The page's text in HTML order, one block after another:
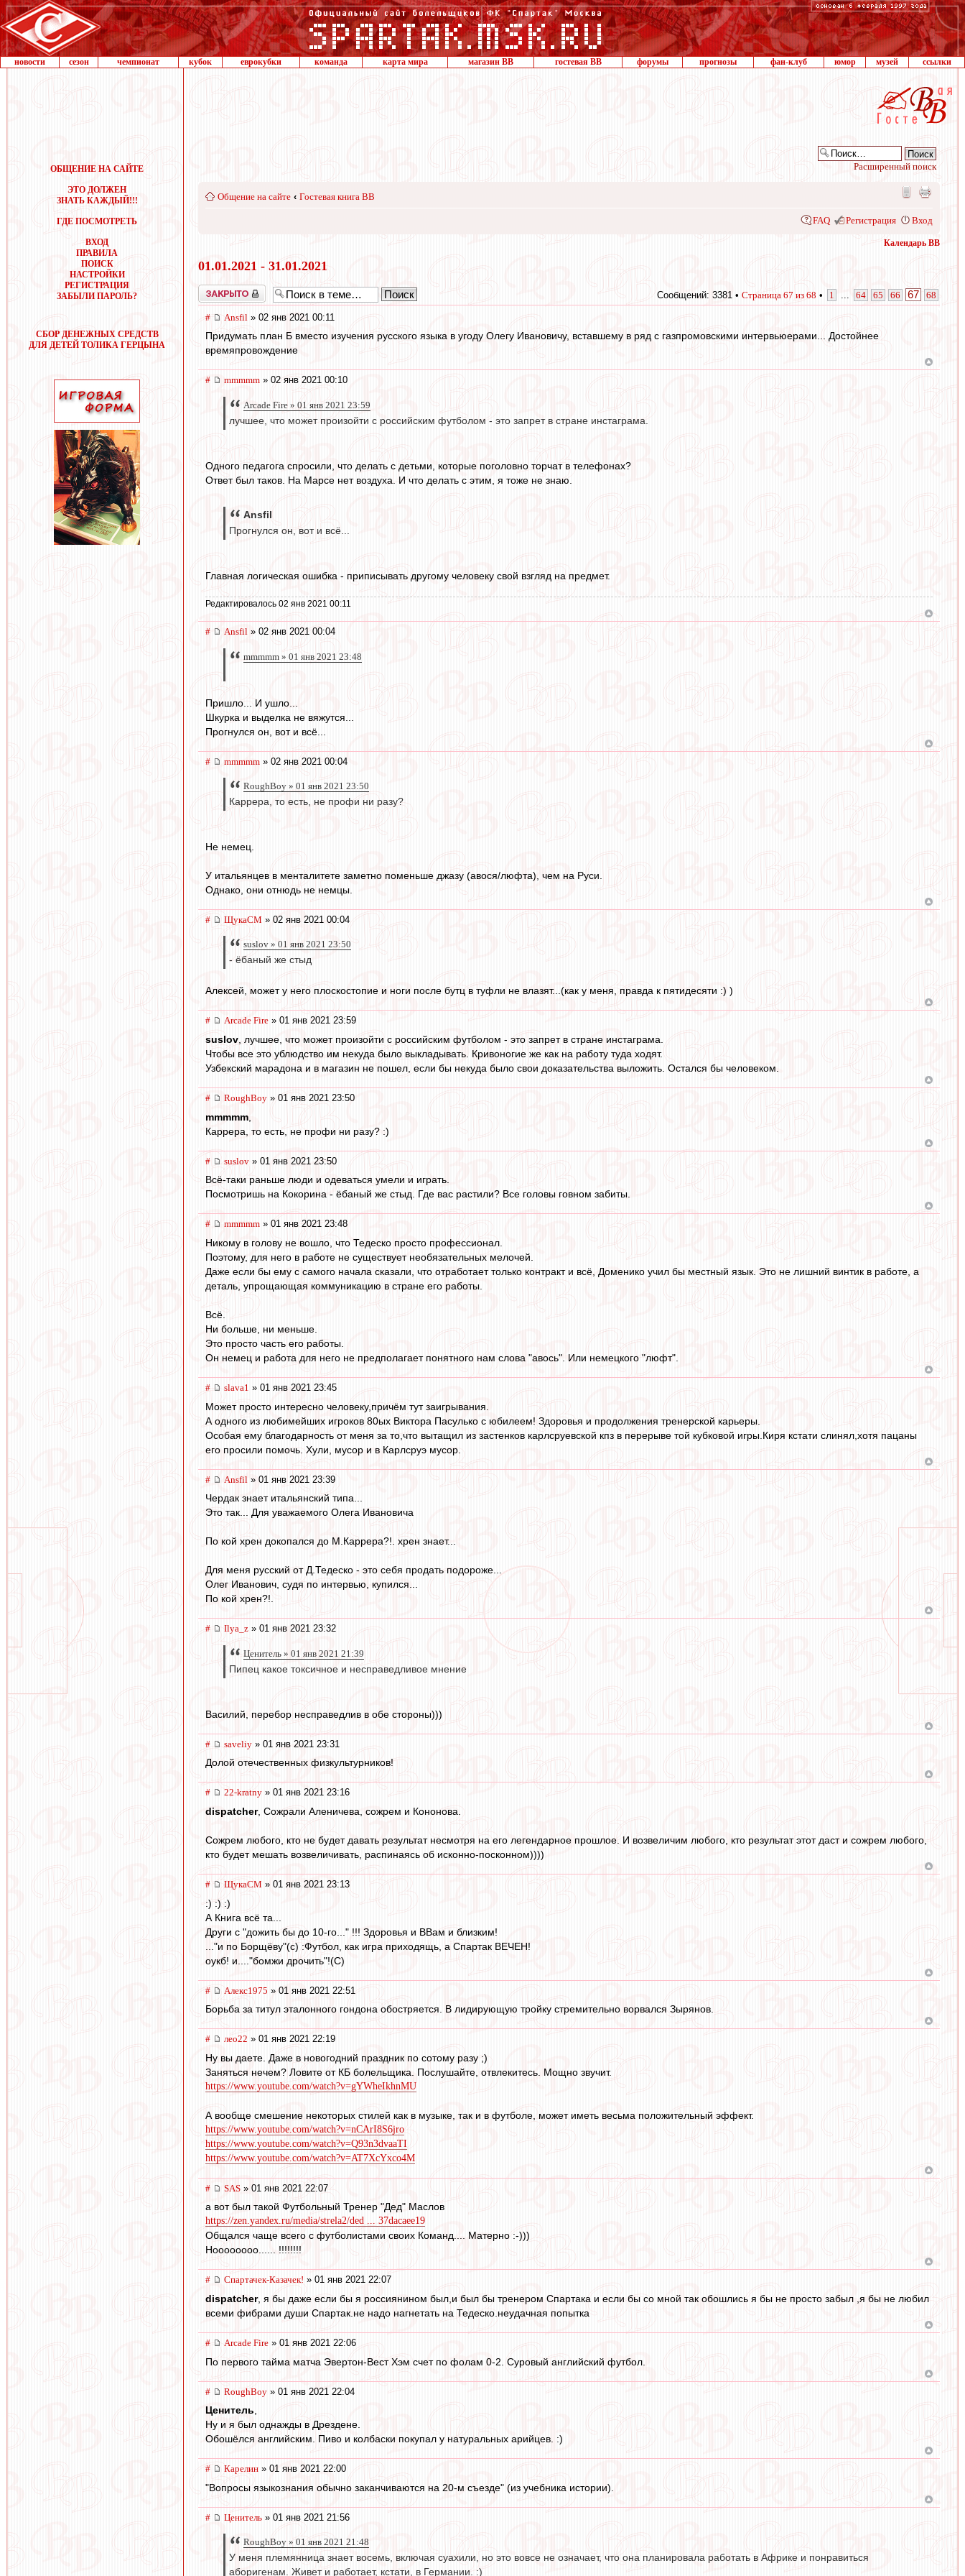
новости сезон чемпионат кубок еврокубки команда карта мира магазин ВВ гостевая ВВ форумы прогнозы фан-клуб юмор музей ссылки
ОБЩЕНИЕ НА САЙТЕ
ЭТО ДОЛЖЕН
ЗНАТЬ КАЖДЫЙ!!!
ГДЕ ПОСМОТРЕТЬ
ВХОД
ПРАВИЛА
ПОИСК
НАСТРОЙКИ
РЕГИСТРАЦИЯ
ЗАБЫЛИ ПАРОЛЬ?
СБОР ДЕНЕЖНЫХ СРЕДСТВ
ДЛЯ ДЕТЕЙ ТОЛИКА ГЕРЦЫНА
Расширенный поиск
Общение на сайте ‹ Гостевая книга ВВ
FAQ Регистрация Вход
Календарь ВВ
01.01.2021 - 31.01.2021
Закрыто Сообщений: 3381 • Страница 67 из 68 • 1 64 65 66 67 68
# Ansfil » 02 янв 2021 00:11
Придумать план Б вместо изучения русского языка в угоду Олегу Ивановичу, вставшему в ряд с газпромовскими интервьюерами... Достойнее
времяпровождение
# mmmmm » 02 янв 2021 00:10
Arcade Fire » 01 янв 2021 23:59
лучшее, что может произойти с российским футболом - это запрет в стране инстаграма.
Одного педагога спросили, что делать с детьми, которые поголовно торчат в телефонах?
Ответ был таков. На Марсе нет воздуха. И что делать с этим, я тоже не знаю.
Ansfil
Прогнулся он, вот и всё...
Главная логическая ошибка - приписывать другому человеку свой взгляд на предмет.
Редактировалось 02 янв 2021 00:11
# Ansfil » 02 янв 2021 00:04
mmmmm » 01 янв 2021 23:48
Пришло... И ушло...
Шкурка и выделка не вяжутся...
Прогнулся он, вот и всё...
# mmmmm » 02 янв 2021 00:04
RoughBoy » 01 янв 2021 23:50
Каррера, то есть, не профи ни разу?
Не немец.
У итальянцев в менталитете заметно поменьше джазу (авося/люфта), чем на Руси.
Однако, они отнюдь не немцы.
# ЩукаСМ » 02 янв 2021 00:04
suslov » 01 янв 2021 23:50
- ёбаный же стыд
Алексей, может у него плоскостопие и ноги после бутц в туфли не влазят...(как у меня, правда к пятидесяти :) )
# Arcade Fire » 01 янв 2021 23:59
suslov , лучшее, что может произойти с российским футболом - это запрет в стране инстаграма.
Чтобы все это ублюдство им некуда было выкладывать. Кривоногие же как на работу туда ходят.
Узбекский марадона и в магазин не пошел, если бы некуда было свои доказательства выложить. Остался бы человеком.
# RoughBoy » 01 янв 2021 23:50
mmmmm
Каррера, то есть, не профи ни разу? :)
# suslov » 01 янв 2021 23:50
Всё-таки раньше люди и одеваться умели и играть.
Посмотришь на Кокорина - ёбаный же стыд. Где вас растили? Все головы говном забиты.
# mmmmm » 01 янв 2021 23:48
Никому в голову не вошло, что Тедеско просто профессионал.
Поэтому, для него в работе не существует необязательных мелочей.
Даже если бы ему с самого начала сказали, что отработает только контракт и всё, Доменико учил бы местный язык. Это не лишний винтик в работе, а
деталь, упрощающая коммуникацию в стране его работы.
Всё.
Ни больше, ни меньше.
Это просто часть его работы.
Он немец и работа для него не предполагает понятного нам слова "авось". Или немецкого "люфт".
# slava1 » 01 янв 2021 23:45
Может просто интересно человеку,причём тут заигрывания.
А одного из любимейших игроков 80ых Виктора Пасулько с юбилеем! Здоровья и продолжения тренерской карьеры.
Особая ему благодарность от меня за то,что вытащил из застенков карлсруевской кпз в перерыве той кубковой игры.Киря кстати слинял,хотя пацаны
его просили помочь. Хули, мусор и в Карлсруэ мусор.
# Ansfil » 01 янв 2021 23:39
Чердак знает итальянский типа...
Это так... Для уважаемого Олега Ивановича
По кой хрен докопался до М.Каррера?!. хрен знает...
Для меня русский от Д.Тедеско - это себя продать подороже...
Олег Иванович, судя по интервью, купился...
По кой хрен?!.
# Ilya_z » 01 янв 2021 23:32
Ценитель » 01 янв 2021 21:39
Пипец какое токсичное и несправедливое мнение
Василий, перебор несправедлив в обе стороны)))
# saveliy » 01 янв 2021 23:31
Долой отечественных физкультурников!
# 22-kratny » 01 янв 2021 23:16
dispatcher, Сожрали Аленичева, сожрем и Кононова.
Сожрем любого, кто не будет давать результат несмотря на его легендарное прошлое. И возвеличим любого, кто результат этот даст и сожрем любого,
кто будет мешать возвеличивать, распинаясь об исконно-посконном))))
# ЩукаСМ » 01 янв 2021 23:13
:) :) :)
А Книга всё та...
Други с "дожить бы до 10-го..." !!! Здоровья и ВВам и близким!
..."и по Борщёву"(с) :Футбол, как игра приходящь, а Спартак ВЕЧЕН!
оукб! и...."бомжи дрочить"!(С)
# Алекс1975 » 01 янв 2021 22:51
Борьба за титул эталонного гондона обостряется. В лидирующую тройку стремительно ворвался Зырянов.
# лео22 » 01 янв 2021 22:19
Ну вы даете. Даже в новогодний праздник по сотому разу ;)
Заняться нечем? Ловите от КБ болельщика. Послушайте, отвлекитесь. Мощно звучит.
https://www.youtube.com/watch?v=gYWheIkhnMU
А вообще смешение некоторых стилей как в музыке, так и в футболе, может иметь весьма положительный эффект.
https://www.youtube.com/watch?v=nCArI8S6jro
https://www.youtube.com/watch?v=Q93n3dvaaTI
https://www.youtube.com/watch?v=AT7XcYxco4M
# SAS » 01 янв 2021 22:07
а вот был такой Футбольный Тренер "Дед" Маслов
https://zen.yandex.ru/media/strela2/ded ... 37dacaee19
Общался чаще всего с футболистами своих Команд.... Матерно :-)))
Ноооооооо...... !!!!!!!!
# Спартачек-Казачек! » 01 янв 2021 22:07
dispatcher, я бы даже если бы я россиянином был,и был бы тренером Спартака и если бы со мной так обошлись я бы не просто забыл ,я бы не любил
всеми фибрами души Спартак.не надо нагнетать на Тедеско.неудачная попытка
# Arcade Fire » 01 янв 2021 22:06
По первого тайма матча Эвертон-Вест Хэм счет по фолам 0-2. Суровый английский футбол.
# RoughBoy » 01 янв 2021 22:04
Ценитель,
Ну и я был однажды в Дрездене.
Обошёлся английским. Пиво и колбаски покупал у натуральных арийцев. :)
# Карелин » 01 янв 2021 22:00
"Вопросы языкознания обычно заканчиваются на 20-м съезде" (из учебника истории).
# Ценитель » 01 янв 2021 21:56
RoughBoy » 01 янв 2021 21:48
У меня племянница знает восемь, включая суахили, но это вовсе не означает, что она планировала работать в Африке и понравиться
аборигенам. Живет и работает, кстати, в Германии. :)